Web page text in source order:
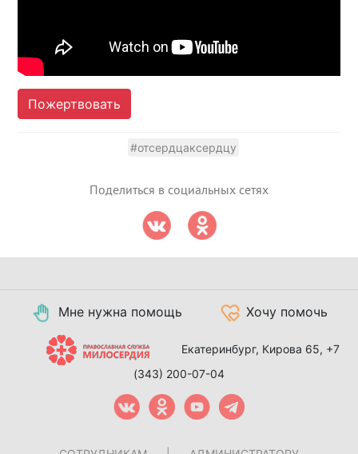
Пожертвовать
#отсердцаксердцу
Поделиться в социальных сетях
Мне нужна помощь Хочу помочь
Екатеринбург, Кирова 65, +7
(343) 200-07-04